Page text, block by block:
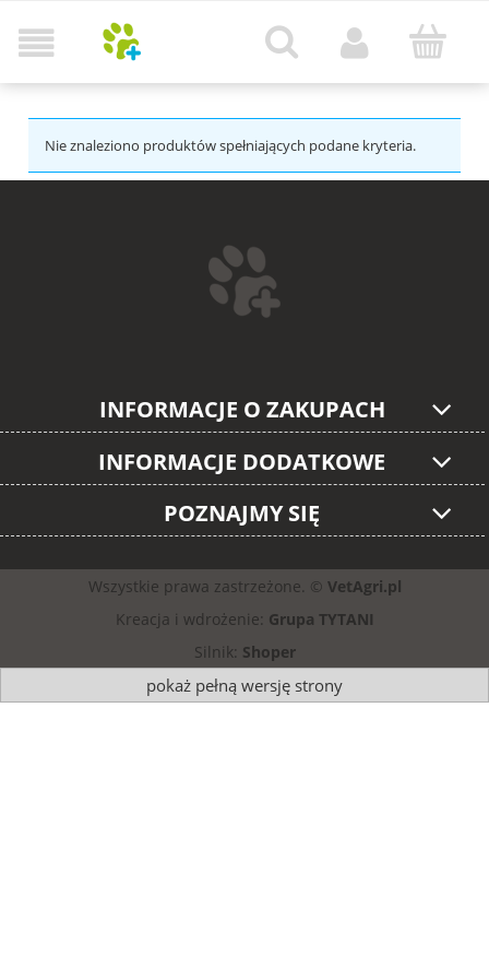
Nie znaleziono produktów spełniających podane kryteria.
INFORMACJE O ZAKUPACH
INFORMACJE DODATKOWE
POZNAJMY SIĘ
Wszystkie prawa zastrzeżone. © VetAgri.pl
Kreacja i wdrożenie: Grupa TYTANI
Silnik: Shoper
pokaż pełną wersję strony